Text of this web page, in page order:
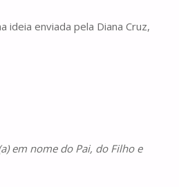
ideia enviada pela Diana Cruz,
em nome do Pai, do Filho e